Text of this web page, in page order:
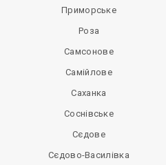
Приморське
Роза
Самсонове
Самійлове
Саханка
Соснівське
Сєдове
Сєдово-Василівка